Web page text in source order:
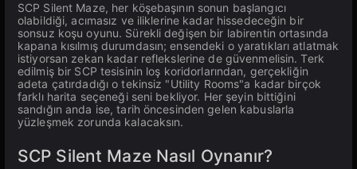
SCP Silent Maze, her köşebaşının sonun başlangıcı
olabildiği, acımasız ve iliklerine kadar hissedeceğin bir
sonsuz koşu oyunu. Sürekli değişen bir labirentin ortasında
kapana kısılmış durumdasın; ensendeki o yaratıkları atlatmak
istiyorsan zekan kadar reflekslerine de güvenmelisin. Terk
edilmiş bir SCP tesisinin loş koridorlarından, gerçekliğin
adeta çatırdadığı o tekinsiz "Utility Rooms"a kadar birçok
farklı harita seçeneği seni bekliyor. Her şeyin bittiğini
sandığın anda ise, tarih öncesinden gelen kabuslarla
yüzleşmek zorunda kalacaksın.
SCP Silent Maze Nasıl Oynanır?